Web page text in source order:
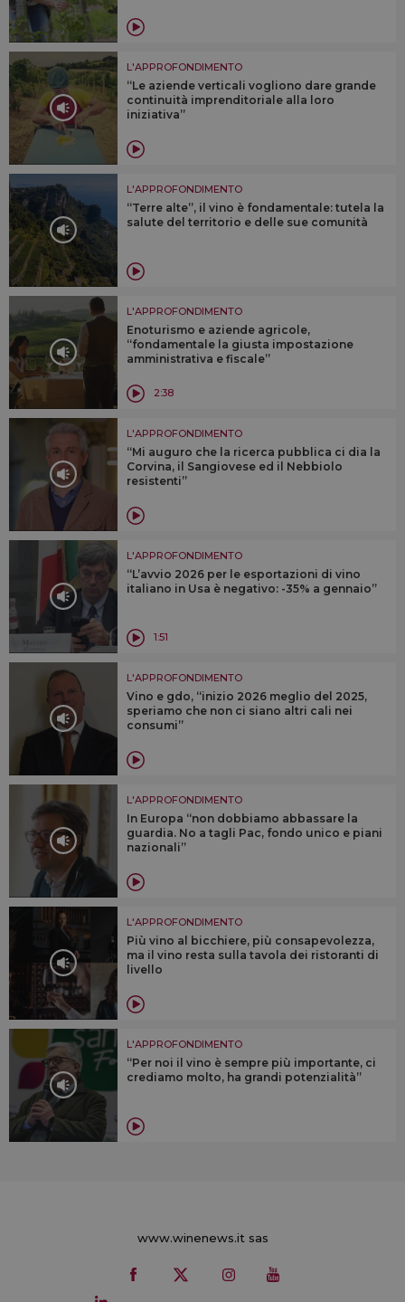
L'APPROFONDIMENTO
“Le aziende verticali vogliono dare grande
continuità imprenditoriale alla loro
iniziativa”
L'APPROFONDIMENTO
“Terre alte”, il vino è fondamentale: tutela la
salute del territorio e delle sue comunità
L'APPROFONDIMENTO
Enoturismo e aziende agricole,
“fondamentale la giusta impostazione
amministrativa e fiscale”
2:38
L'APPROFONDIMENTO
“Mi auguro che la ricerca pubblica ci dia la
Corvina, il Sangiovese ed il Nebbiolo
resistenti”
L'APPROFONDIMENTO
“L’avvio 2026 per le esportazioni di vino
italiano in Usa è negativo: -35% a gennaio”
1:51
L'APPROFONDIMENTO
Vino e gdo, “inizio 2026 meglio del 2025,
speriamo che non ci siano altri cali nei
consumi”
L'APPROFONDIMENTO
In Europa “non dobbiamo abbassare la
guardia. No a tagli Pac, fondo unico e piani
nazionali”
L'APPROFONDIMENTO
Più vino al bicchiere, più consapevolezza,
ma il vino resta sulla tavola dei ristoranti di
livello
L'APPROFONDIMENTO
“Per noi il vino è sempre più importante, ci
crediamo molto, ha grandi potenzialità”
www.winenews.it sas